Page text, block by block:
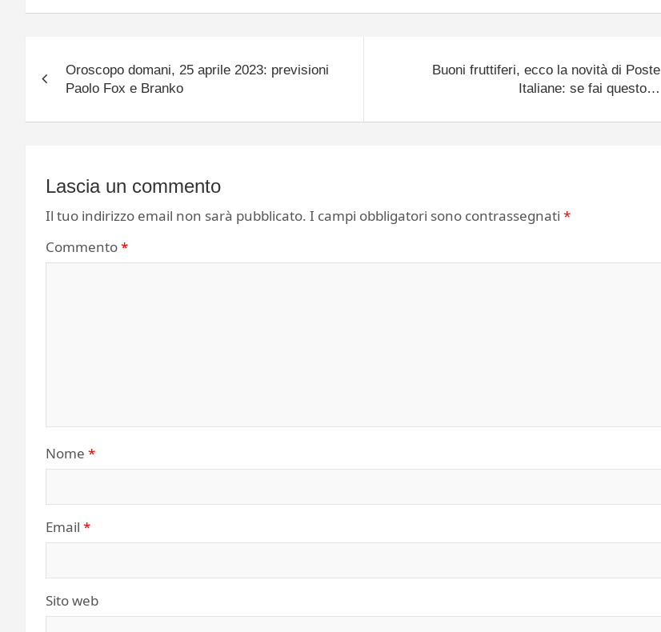
articoli
Oroscopo domani, 25 aprile 2023: previsioni
Paolo Fox e Branko
Buoni fruttiferi, ecco la novità di Poste
Italiane: se fai questo…
Lascia un commento
Il tuo indirizzo email non sarà pubblicato. I campi obbligatori sono contrassegnati *
Commento*
Nome *
Email *
Sito web